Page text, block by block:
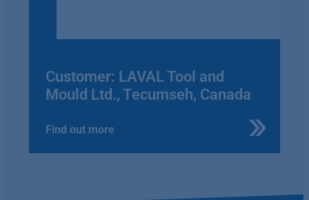
Customer: LAVAL Tool and
Mould Ltd., Tecumseh, Canada
Find out more